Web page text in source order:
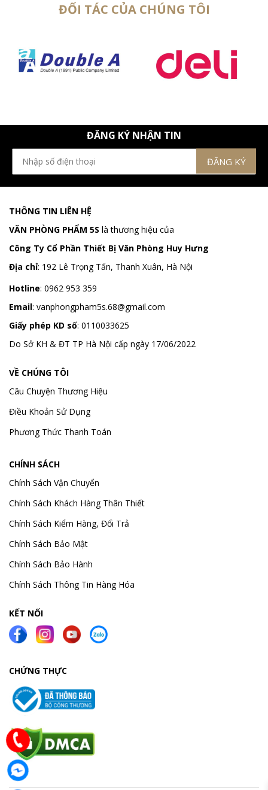
ĐỐI TÁC CỦA CHÚNG TÔI
ĐĂNG KÝ NHẬN TIN
THÔNG TIN LIÊN HỆ
VĂN PHÒNG PHẨM 5S là thương hiệu của
Công Ty Cổ Phần Thiết Bị Văn Phòng Huy Hưng
Địa chỉ: 192 Lê Trọng Tấn, Thanh Xuân, Hà Nội
Hotline: 0962 953 359
Email: vanphongpham5s.68@gmail.com
Giấy phép KD số: 0110033625
Do Sở KH & ĐT TP Hà Nội cấp ngày 17/06/2022
VỀ CHÚNG TÔI
Câu Chuyện Thương Hiệu
Điều Khoản Sử Dụng
Phương Thức Thanh Toán
CHÍNH SÁCH
Chính Sách Vận Chuyển
Chính Sách Khách Hàng Thân Thiết
Chính Sách Kiểm Hàng, Đổi Trả
Chính Sách Bảo Mật
Chính Sách Bảo Hành
Chính Sách Thông Tin Hàng Hóa
KẾT NỐI
CHỨNG THỰC